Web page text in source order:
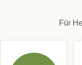
E-Mail-Adresse
Für